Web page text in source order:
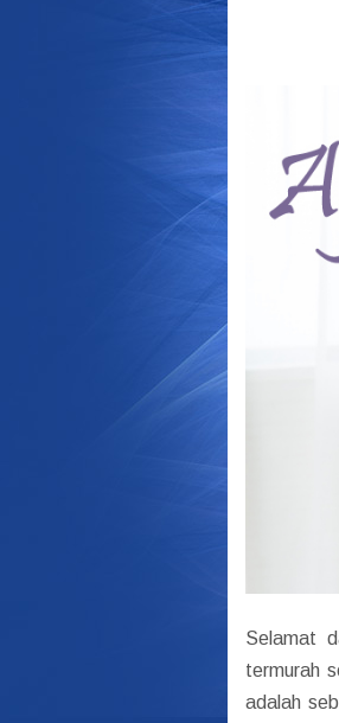
Selamat
termurah
adalah